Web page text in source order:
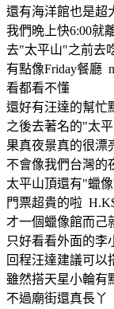
還有海洋館也是超
我們晩上快6:00就
去"太平山"之前去
有點像Friday餐廳
看都看不懂
還好有汪達的幫忙
之後去著名的"太
果真夜景真的很漂
不會像我們台灣的
太平山頂還有"蠟
門票超貴的啦
才一個蠟像館而己
只好看看外面的李
回程汪達建議可
雖然搭天星小輪有
不過廟街還真長丫